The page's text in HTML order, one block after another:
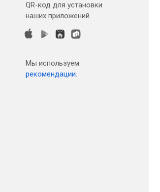
QR-код для установки
наших приложений.
Мы используем
рекомендации.